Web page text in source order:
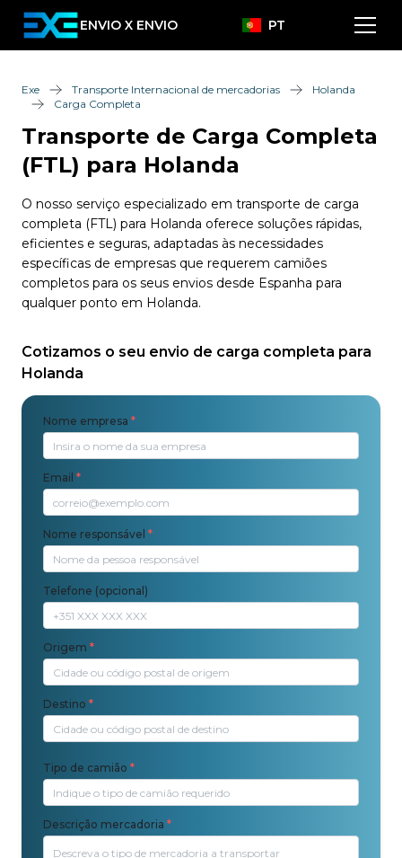
ENVIO X ENVIO PT
Exe Transporte Internacional de mercadorias
Holanda
Carga Completa
Transporte de Carga Completa
(FTL) para Holanda
O nosso serviço especializado em transporte de carga
completa (FTL) para Holanda oferece soluções rápidas,
eficientes e seguras, adaptadas às necessidades
específicas de empresas que requerem camiões
completos para os seus envios desde Espanha para
qualquer ponto em Holanda.
Cotizamos o seu envio de carga completa para
Holanda
Nome empresa *
Email *
Nome responsável *
Telefone (opcional)
Origem *
Destino *
Tipo de camião *
Descrição mercadoria *